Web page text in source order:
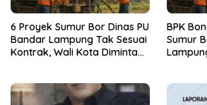
6 Proyek Sumur Bor Dinas PU
Bandar Lampung Tak Sesuai
Kontrak, Wali Kota Diminta
BPK
Sumur